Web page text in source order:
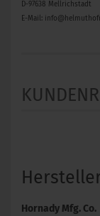
D-97638 Mellrichstadt
E-Mail:
Hornady Mfg. Co.